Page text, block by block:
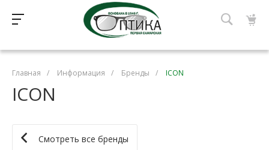
Главная / Информация / Бренды / ICON
ICON
Смотреть все бренды